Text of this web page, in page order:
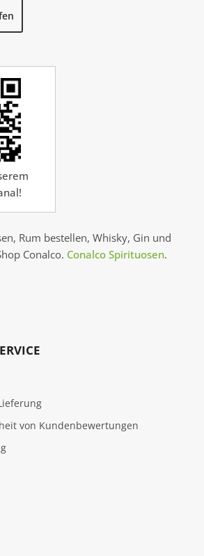
Rum bestellen, Whisky, Gin und
Conalco. Conalco Spirituosen.
von Kundenbewertungen